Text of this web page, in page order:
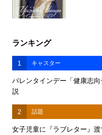
ランキング
1 キャスター
バレンタインデー「健康志
説
2 話題
女子児童に『ラブレター』